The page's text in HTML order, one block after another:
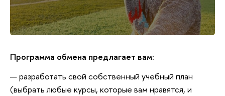
Программа обмена предлагает вам:
разработать свой собственный учебный план
(выбрать любые курсы, которые вам нравятся, и